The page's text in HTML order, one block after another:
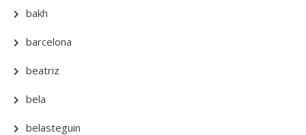
bakh
barcelona
beatriz
bela
belasteguin